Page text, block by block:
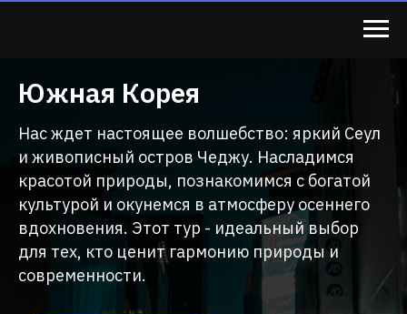
Южная Корея
Нас ждет настоящее волшебство: яркий Сеул
и живописный остров Чеджу. Насладимся
красотой природы, познакомимся с богатой
культурой и окунемся в атмосферу осеннего
вдохновения. Этот тур - идеальный выбор
для тех, кто ценит гармонию природы и
современности.